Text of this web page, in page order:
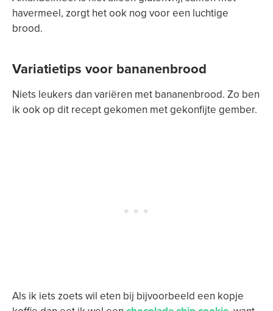
havermeel, zorgt het ook nog voor een luchtige
brood.
Variatietips voor bananenbrood
Niets leukers dan variëren met bananenbrood. Zo ben
ik ook op dit recept gekomen met gekonfijte gember.
Als ik iets zoets wil eten bij bijvoorbeeld een kopje